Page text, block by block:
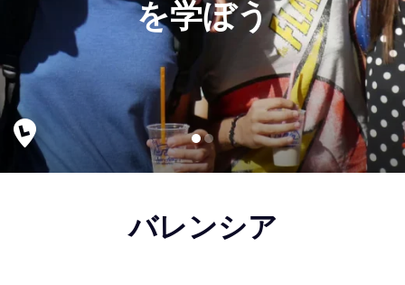
を学ぼう
バレンシア